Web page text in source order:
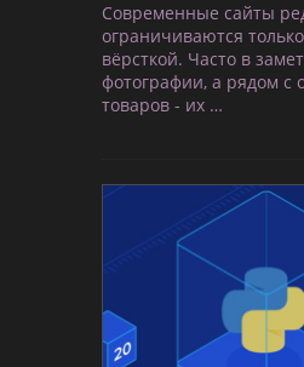
Современные сайты
ограничиваются
вёрсткой. Часто в
фотографии, а рядом с
товаров - их …